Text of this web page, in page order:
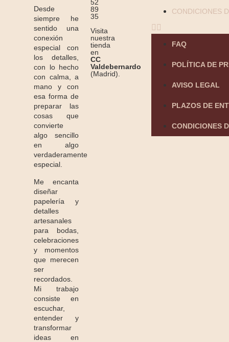
Desde
siempre he
sentido una
conexión
especial con
los detalles,
con lo hecho
con calma, a
mano y con
esa forma de
preparar las
cosas que
convierte
algo sencillo
en algo
verdaderamente
especial.
Me encanta
diseñar
papelería y
detalles
artesanales
para bodas,
celebraciones
y momentos
que merecen
ser
recordados.
Mi trabajo
consiste en
escuchar,
entender y
transformar
ideas en
52
89
35
Visita
nuestra
tienda
en
CC
Valdebernardo
(Madrid).
CONDICIONES
FAQ
POLÍTICA DE
AVISO LEGAL
PLAZOS DE
CONDICIONES